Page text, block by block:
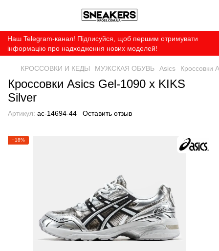
Наш Telegram-канал! Підписуйся, щоб першим отримувати
інформацію про надходження нових моделей!
КРОССОВКИ И КЕДЫ МУЖСКАЯ ОБУВЬ Asics Кроссовки
Кроссовки Asics Gel-1090 x KIKS
Silver
Артикул: ac-14694-44 Оставить отзыв
−18%